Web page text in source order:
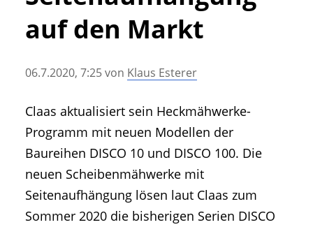
• Geschichte und Geschichten
• Messen und Veranstaltungen
• Agritechnica Neuheiten Archiv
auf den Markt
06.7.2020, 7:25von Klaus Esterer
Claas aktualisiert sein Heckmähwerke-
Programm mit neuen Modellen der
Baureihen DISCO 10 und DISCO 100. Die
neuen Scheibenmähwerke mit
Seitenaufhängung lösen laut Claas zum
Sommer 2020 die bisherigen Serien DISCO